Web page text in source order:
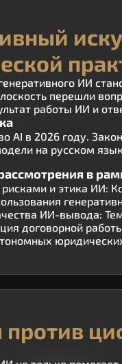
ИИ
перешли
работы ИИ и
AI в 2026 году.
на русском
в
и этика ИИ:
ИИ-вывода:
договорной